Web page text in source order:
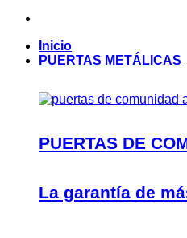
Inicio
PUERTAS METÁLICAS
PUERTAS DE
La garantía de